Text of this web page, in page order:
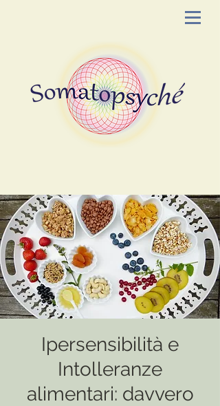
Ipersensibilità e
Intolleranze
alimentari: davvero